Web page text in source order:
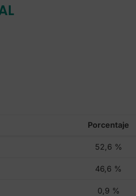
Porcentaje
52,6 %
46,6 %
0,9 %